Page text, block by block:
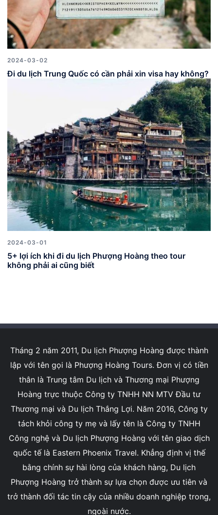
2024-03-02
Đi du lịch Trung Quốc có cần phải xin visa hay không?
2024-03-01
5+ lợi ích khi đi du lịch Phượng Hoàng theo tour
không phải ai cũng biết
Tháng 2 năm 2011, Du lịch Phượng Hoàng được thành
lập với tên gọi là Phượng Hoàng Tours. Đơn vị có tiền
thân là Trung tâm Du lịch và Thương mại Phượng
Hoàng trực thuộc Công ty TNHH NN MTV Đầu tư
Thương mại và Du lịch Thắng Lợi. Năm 2016, Công ty
tách khỏi công ty mẹ và lấy tên là Công ty TNHH
Công nghệ và Du lịch Phượng Hoàng với tên giao dịch
quốc tế là Eastern Phoenix Travel. Khẳng định vị thế
bằng chính sự hài lòng của khách hàng, Du lịch
Phượng Hoàng trở thành sự lựa chọn được ưu tiên và
trở thành đối tác tin cậy của nhiều doanh nghiệp trong,
ngoài nước.